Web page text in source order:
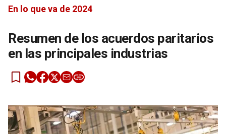
En lo que va de 2024
Resumen de los acuerdos paritarios
en las principales industrias